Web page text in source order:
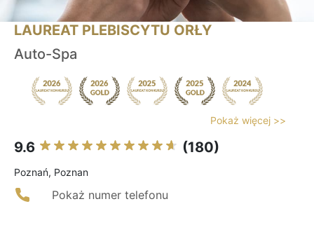
LAUREAT PLEBISCYTU ORŁY
Auto-Spa
Pokaż więcej >>
9.6 (180)
Poznań, Poznan
Pokaż numer telefonu